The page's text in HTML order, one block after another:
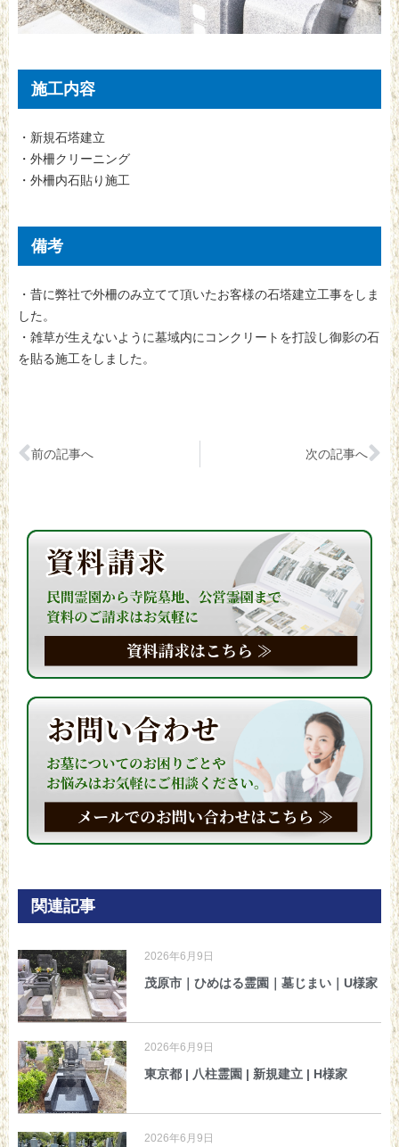
施工内容
・新規石塔建立
・外柵クリーニング
・外柵内石貼り施工
備考
・昔に弊社で外柵のみ立てて頂いたお客様の石塔建立工事をしま
した。
・雑草が生えないように墓域内にコンクリートを打設し御影の石
を貼る施工をしました。
前の記事へ 次の記事へ
関連記事
茂原市｜ひめはる霊園｜墓じまい｜U様家
2026年6月9日
東京都 | 八柱霊園 | 新規建立 | H様家
2026年6月9日
2026年6月9日